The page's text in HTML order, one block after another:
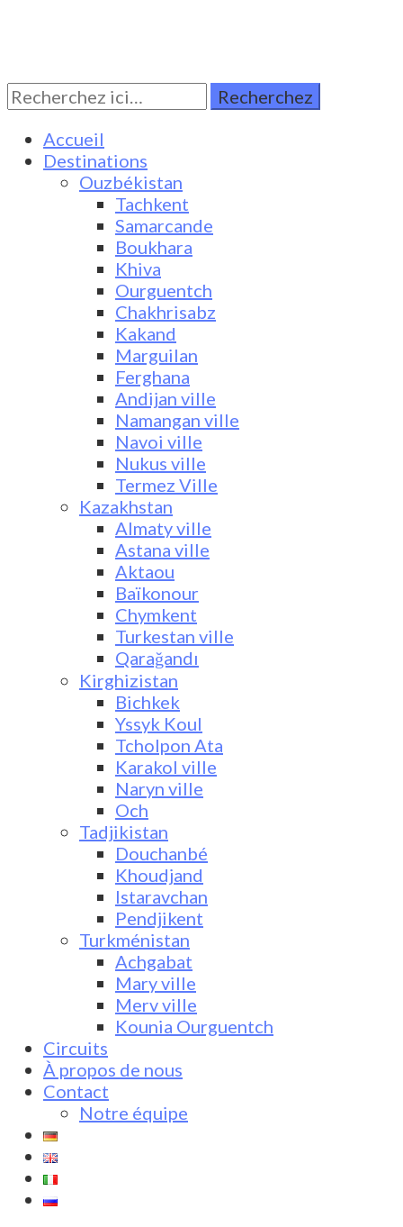
Turkestan Travel
Discover Central Asia
Rechercher:
Accueil
Destinations
Ouzbékistan
Tachkent
Samarcande
Boukhara
Khiva
Ourguentch
Chakhrisabz
Kakand
Marguilan
Ferghana
Andijan ville
Namangan ville
Navoi ville
Nukus ville
Termez Ville
Kazakhstan
Almaty ville
Astana ville
Aktaou
Baïkonour
Chymkent
Turkestan ville
Qarağandı
Kirghizistan
Bichkek
Yssyk Koul
Tcholpon Ata
Karakol ville
Naryn ville
Och
Tadjikistan
Douchanbé
Khoudjand
Istaravchan
Pendjikent
Turkménistan
Achgabat
Mary ville
Merv ville
Kounia Ourguentch
Circuits
À propos de nous
Contact
Notre équipe